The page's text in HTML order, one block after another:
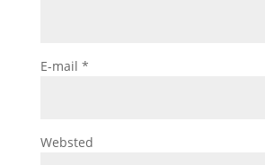
E-mail *
Websted